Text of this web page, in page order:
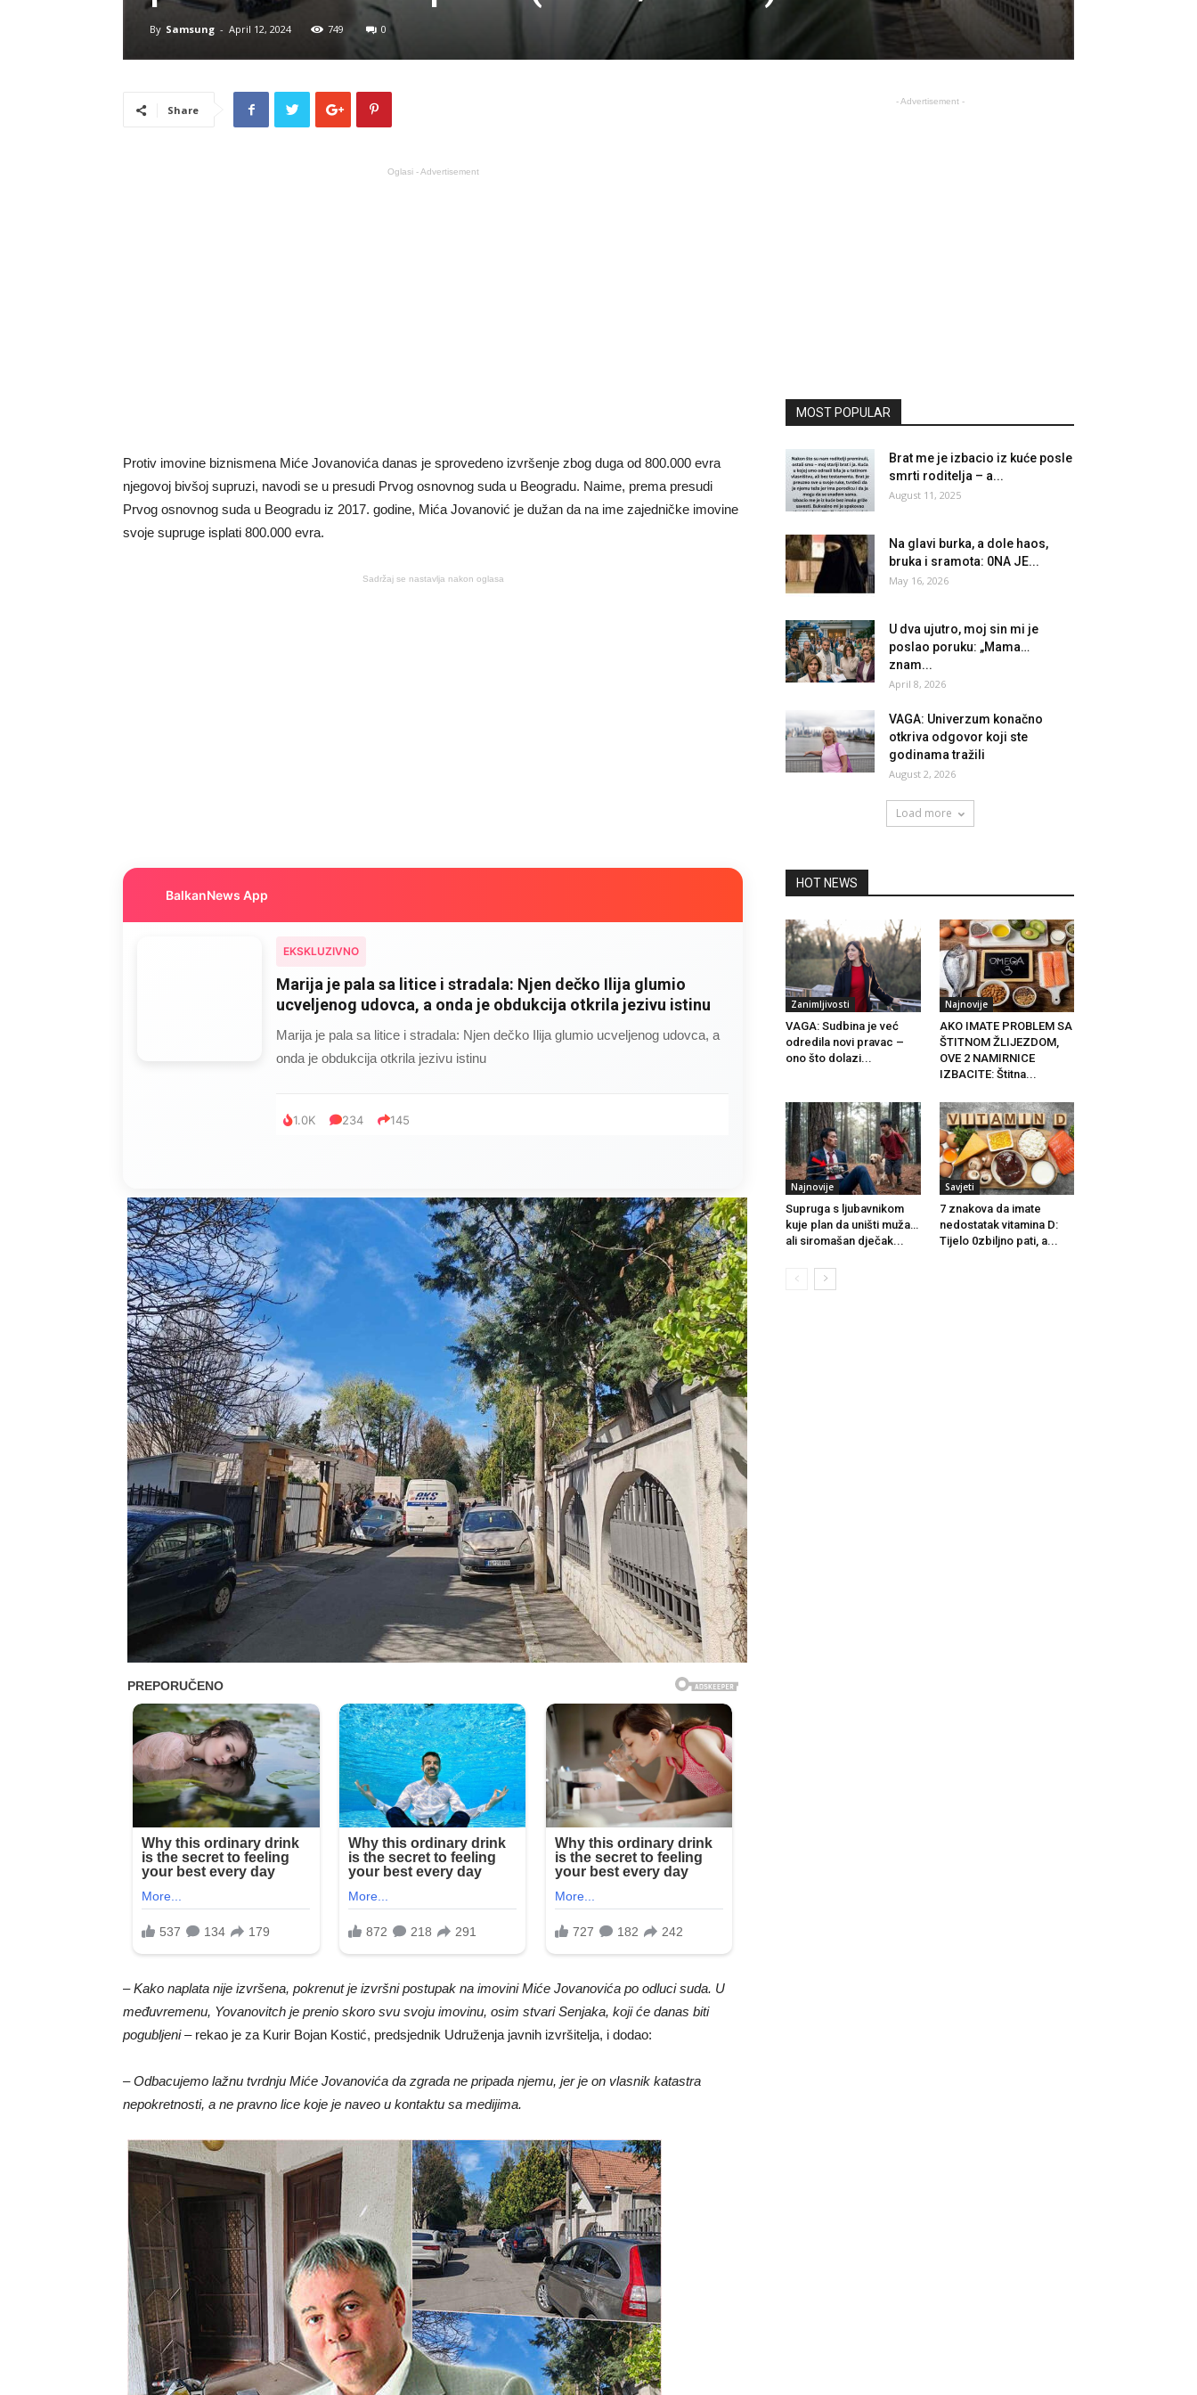
By Samsung - April 12, 2024 749 0
Share
Oglasi - Advertisement
Protiv imovine biznismena Miće Jovanovića danas je sprovedeno izvršenje zbog duga od 800.000 evra
njegovoj bivšoj supruzi, navodi se u presudi Prvog osnovnog suda u Beogradu. Naime, prema presudi
Prvog osnovnog suda u Beogradu iz 2017. godine, Mića Jovanović je dužan da na ime zajedničke imovine
svoje supruge isplati 800.000 evra.
Sadržaj se nastavlja nakon oglasa
BalkanNews App
EKSKLUZIVNO
Marija je pala sa litice i stradala: Njen dečko Ilija glumio
ucveljenog udovca, a onda je obdukcija otkrila jezivu istinu
Marija je pala sa litice i stradala: Njen dečko Ilija glumio ucveljenog udovca, a
onda je obdukcija otkrila jezivu istinu
1.0K 234 145
–Kako naplata nije izvršena, pokrenut je izvršni postupak na imovini Miće Jovanovića po odluci suda. U
međuvremenu, Yovanovitch je prenio skoro svu svoju imovinu, osim stvari Senjaka, koji će danas biti
pogubljeni –rekao je za Kurir Bojan Kostić, predsjednik Udruženja javnih izvršitelja, i dodao:
– Odbacujemo lažnu tvrdnju Miće Jovanovića da zgrada ne pripada njemu, jer je on vlasnik katastra
nepokretnosti, a ne pravno lice koje je naveo u kontaktu sa medijima.
- Advertisement -
MOST POPULAR
Brat me je izbacio iz kuće posle
smrti roditelja – a...
August 11, 2025
Na glavi burka, a dole haos,
bruka i sramota: 0NA JE...
May 16, 2026
U dva ujutro, moj sin mi je
poslao poruku: „Mama…
znam...
April 8, 2026
VAGA: Univerzum konačno
otkriva odgovor koji ste
godinama tražili
August 2, 2026
Load more
HOT NEWS
Zanimljivosti
VAGA: Sudbina je već
odredila novi pravac –
ono što dolazi...
Najnovije
AKO IMATE PROBLEM SA
ŠTITNOM ŽLIJEZDOM,
OVE 2 NAMIRNICE
IZBACITE: Štitna...
Najnovije
Supruga s ljubavnikom
kuje plan da uništi muža…
ali siromašan dječak...
Savjeti
7 znakova da imate
nedostatak vitamina D:
Tijelo 0zbiljno pati, a...